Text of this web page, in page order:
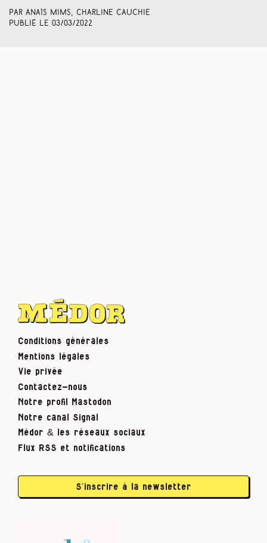
Par Anaïs Mims, Charline Cauchie
Publié le 03/03/2022
Conditions générales
Mentions légales
Vie privée
Contactez-nous
Notre profil Mastodon
Notre canal Signal
Médor & les réseaux sociaux
Flux RSS et notifications
S’inscrire à la newsletter